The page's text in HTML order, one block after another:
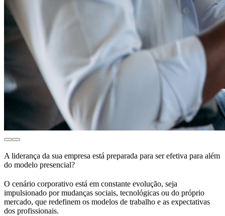
A liderança da sua empresa está preparada para ser efetiva para além
do modelo presencial?
O cenário corporativo está em constante evolução, seja
impulsionado por mudanças sociais, tecnológicas ou do próprio
mercado, que redefinem os modelos de trabalho e as expectativas
dos profissionais.